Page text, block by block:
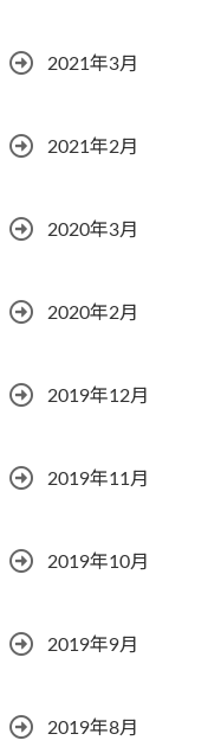
2021年3月
2021年2月
2020年3月
2020年2月
2019年12月
2019年11月
2019年10月
2019年9月
2019年8月